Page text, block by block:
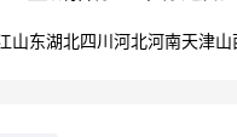
山东湖北四川 河北河南天津山